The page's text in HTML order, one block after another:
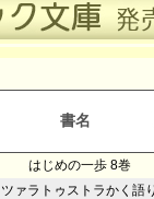
書名
はじめの一歩 8巻
ツァラトゥストラかく語